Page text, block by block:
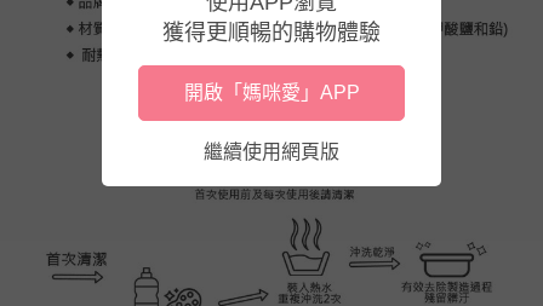
獲得更順暢的購物體驗
開啟「媽咪愛」APP
繼續使用網頁版